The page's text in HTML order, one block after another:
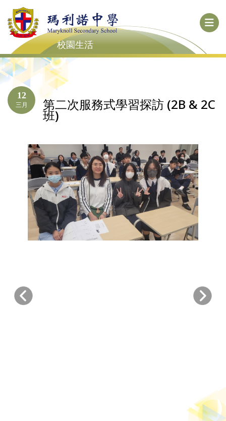
校園生活
12
三月 第二次服務式學習探訪 (2B & 2C
班)